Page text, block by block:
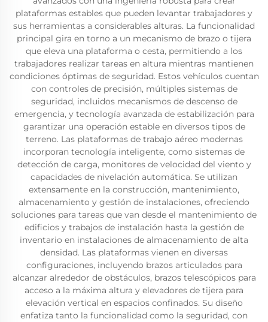
plataformas estables que pueden levantar trabajadores y
sus herramientas a considerables alturas. La funcionalidad
principal gira en torno a un mecanismo de brazo o tijera
que eleva una plataforma o cesta, permitiendo a los
trabajadores realizar tareas en altura mientras mantienen
condiciones óptimas de seguridad. Estos vehículos cuentan
con controles de precisión, múltiples sistemas de
seguridad, incluidos mecanismos de descenso de
emergencia, y tecnología avanzada de estabilización para
garantizar una operación estable en diversos tipos de
terreno. Las plataformas de trabajo aéreo modernas
incorporan tecnología inteligente, como sistemas de
detección de carga, monitores de velocidad del viento y
capacidades de nivelación automática. Se utilizan
extensamente en la construcción, mantenimiento,
almacenamiento y gestión de instalaciones, ofreciendo
soluciones para tareas que van desde el mantenimiento de
edificios y trabajos de instalación hasta la gestión de
inventario en instalaciones de almacenamiento de alta
densidad. Las plataformas vienen en diversas
configuraciones, incluyendo brazos articulados para
alcanzar alrededor de obstáculos, brazos telescópicos para
acceso a la máxima altura y elevadores de tijera para
elevación vertical en espacios confinados. Su diseño
enfatiza tanto la funcionalidad como la seguridad, con